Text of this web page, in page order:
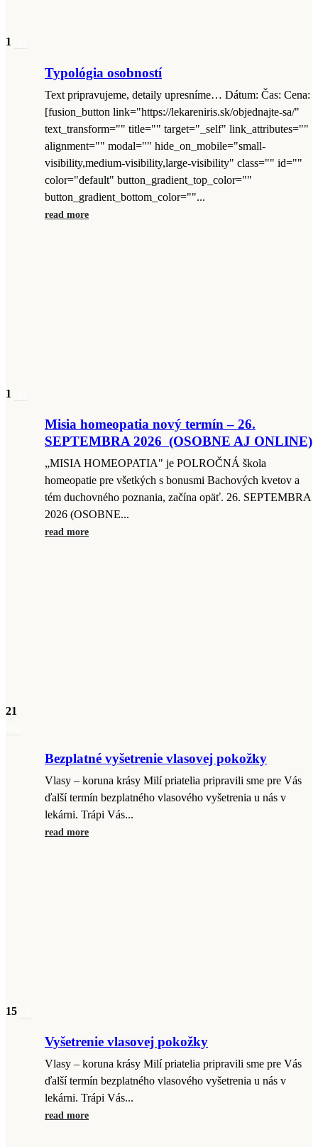
1
Typológia osobností
Text pripravujeme, detaily upresníme… Dátum: Čas: Cena:
[fusion_button link="https://lekareniris.sk/objednajte-sa/"
text_transform="" title="" target="_self" link_attributes=""
alignment="" modal="" hide_on_mobile="small-
visibility,medium-visibility,large-visibility" class="" id=""
color="default" button_gradient_top_color=""
button_gradient_bottom_color=""...
read more
1
Misia homeopatia nový termín – 26.
SEPTEMBRA 2026 (OSOBNE AJ ONLINE)
„MISIA HOMEOPATIA" je POLROČNÁ škola
homeopatie pre všetkých s bonusmi Bachových kvetov a
tém duchovného poznania, začína opäť. 26. SEPTEMBRA
2026 (OSOBNE...
read more
21
Bezplatné vyšetrenie vlasovej pokožky
Vlasy – koruna krásy Milí priatelia pripravili sme pre Vás
ďalší termín bezplatného vlasového vyšetrenia u nás v
lekárni. Trápi Vás...
read more
15
Vyšetrenie vlasovej pokožky
Vlasy – koruna krásy Milí priatelia pripravili sme pre Vás
ďalší termín bezplatného vlasového vyšetrenia u nás v
lekárni. Trápi Vás...
read more